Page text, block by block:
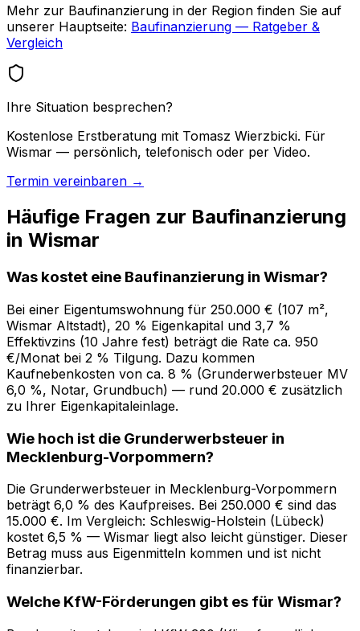
Mehr zur Baufinanzierung in der Region finden Sie auf
unserer Hauptseite: Baufinanzierung — Ratgeber &
Vergleich
Ihre Situation besprechen?
Kostenlose Erstberatung mit Tomasz Wierzbicki. Für
Wismar — persönlich, telefonisch oder per Video.
Termin vereinbaren →
Häufige Fragen zur Baufinanzierung
in Wismar
Was kostet eine Baufinanzierung in Wismar?
Bei einer Eigentumswohnung für 250.000 € (107 m²,
Wismar Altstadt), 20 % Eigenkapital und 3,7 %
Effektivzins (10 Jahre fest) beträgt die Rate ca. 950
€/Monat bei 2 % Tilgung. Dazu kommen
Kaufnebenkosten von ca. 8 % (Grunderwerbsteuer MV
6,0 %, Notar, Grundbuch) — rund 20.000 € zusätzlich
zu Ihrer Eigenkapitaleinlage.
Wie hoch ist die Grunderwerbsteuer in
Mecklenburg-Vorpommern?
Die Grunderwerbsteuer in Mecklenburg-Vorpommern
beträgt 6,0 % des Kaufpreises. Bei 250.000 € sind das
15.000 €. Im Vergleich: Schleswig-Holstein (Lübeck)
kostet 6,5 % — Wismar liegt also leicht günstiger. Dieser
Betrag muss aus Eigenmitteln kommen und ist nicht
finanzierbar.
Welche KfW-Förderungen gibt es für Wismar?